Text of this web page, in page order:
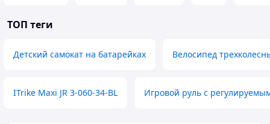
ТОП теги
Детский самокат на батарейках Велосипед
ITrike Maxi JR 3-060-34-BL Игровой руль с